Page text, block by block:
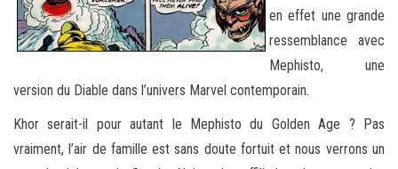
en effet une grande
ressemblance avec
Mephisto, une
version du Diable dans l’univers Marvel contemporain.
Khor serait-il pour autant le Mephisto du Golden Age ? Pas
vraiment, l’air de famille est sans doute fortuit et nous verrons un